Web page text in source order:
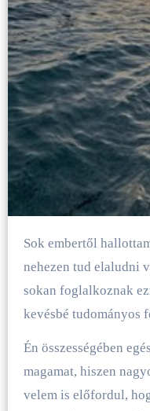
Sok embertől hallottam már a környezetemben, hogy
nehezen tud elaludni
sokan foglalkoznak
kevésbé tudományos
Én összességében
magamat, hiszen
velem is előfordul,